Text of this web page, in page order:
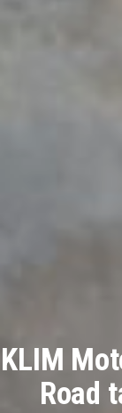
KLIM
Road